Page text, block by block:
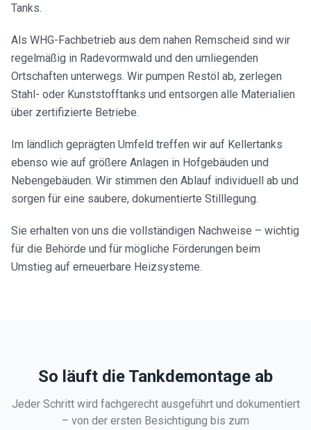
Tanks.
Als WHG-Fachbetrieb aus dem nahen Remscheid sind wir
regelmäßig in Radevormwald und den umliegenden
Ortschaften unterwegs. Wir pumpen Restöl ab, zerlegen
Stahl- oder Kunststofftanks und entsorgen alle Materialien
über zertifizierte Betriebe.
Im ländlich geprägten Umfeld treffen wir auf Kellertanks
ebenso wie auf größere Anlagen in Hofgebäuden und
Nebengebäuden. Wir stimmen den Ablauf individuell ab und
sorgen für eine saubere, dokumentierte Stilllegung.
Sie erhalten von uns die vollständigen Nachweise – wichtig
für die Behörde und für mögliche Förderungen beim
Umstieg auf erneuerbare Heizsysteme.
So läuft die Tankdemontage ab
Jeder Schritt wird fachgerecht ausgeführt und dokumentiert
– von der ersten Besichtigung bis zum